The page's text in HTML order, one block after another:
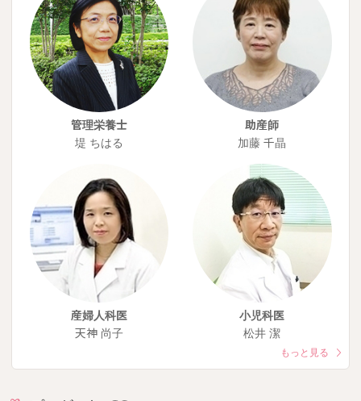
管理栄養士
堤 ちはる
助産師
加藤 千晶
産婦人科医
天神 尚子
小児科医
松井 潔
もっと見る